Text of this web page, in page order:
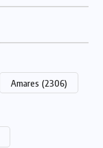
Amares (2306)